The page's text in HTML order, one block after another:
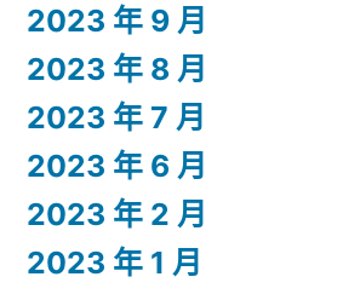
2023 年 9 月
2023 年 8 月
2023 年 7 月
2023 年 6 月
2023 年 2 月
2023 年 1 月